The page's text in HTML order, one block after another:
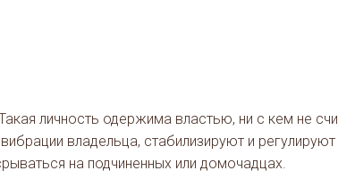
личность одержима властью, ни с кем не
владельца, стабилизируют и регулируют
на подчиненных или домочадцах.